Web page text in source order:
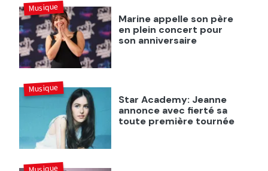
Marine appelle son père
en plein concert pour
son anniversaire
Musique
Star Academy: Jeanne
annonce avec fierté sa
toute première tournée
Musique